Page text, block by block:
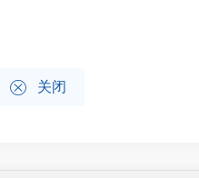
 关闭